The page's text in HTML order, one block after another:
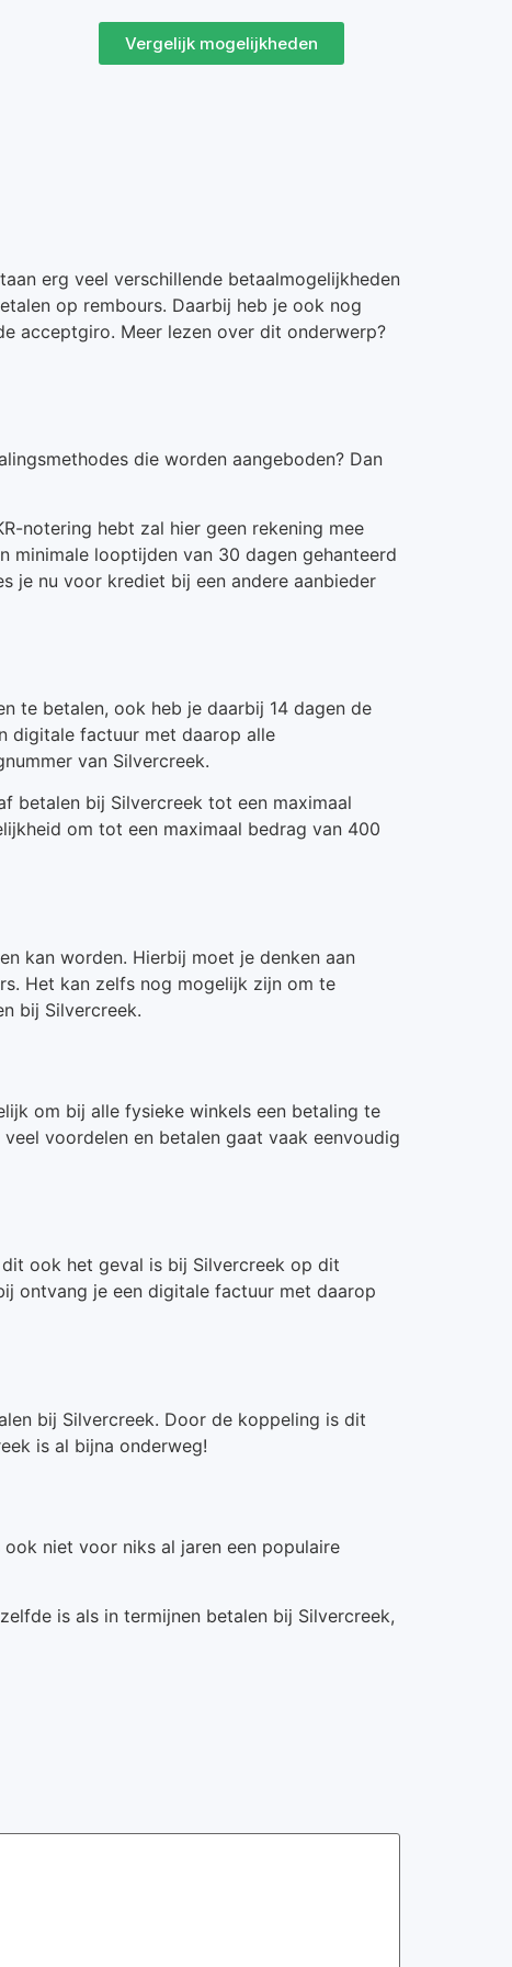
Vergelijk mogelijkheden
erg veel verschillende betaalmogelijkheden
op rembours. Daarbij heb je ook nog
acceptgiro. Meer lezen over dit onderwerp?
die worden aangeboden? Dan
notering hebt zal hier geen rekening mee
looptijden van 30 dagen gehanteerd
je nu voor krediet bij een andere aanbieder
te betalen, ook heb je daarbij 14 dagen de
digitale factuur met daarop alle
van Silvercreek.
betalen bij Silvercreek tot een maximaal
om tot een maximaal bedrag van 400
kan worden. Hierbij moet je denken aan
Het kan zelfs nog mogelijk zijn om te
bij Silvercreek.
om bij alle fysieke winkels een betaling te
voordelen en betalen gaat vaak eenvoudig
ook het geval is bij Silvercreek op dit
ontvang je een digitale factuur met daarop
bij Silvercreek. Door de koppeling is dit
is al bijna onderweg!
niet voor niks al jaren een populaire
is als in termijnen betalen bij Silvercreek,